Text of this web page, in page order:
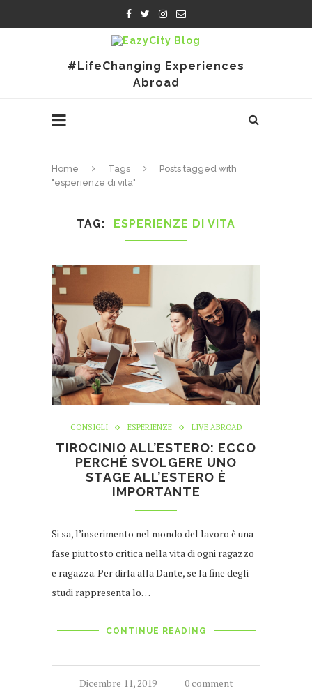
#LifeChanging Experiences
Abroad
Home Tags
Posts tagged with
"esperienze di vita"
TAG ESPERIENZE DI VITA
CONSIGLI ESPERIENZE LIVE ABROAD
TIROCINIO ALL’ESTERO: ECCO
PERCHÉ SVOLGERE UNO
STAGE ALL’ESTERO È
IMPORTANTE
Si sa, l’inserimento nel mondo del lavoro è una
fase piuttosto critica nella vita di ogni ragazzo
e ragazza. Per dirla alla Dante, se la fine degli
studi rappresenta lo…
CONTINUE READING
Dicembre 11, 2019 0 comment